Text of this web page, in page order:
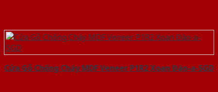
Cửa Gỗ Chống Cháy MDF Veneer P1R2 Xoan Đào-a-SGD